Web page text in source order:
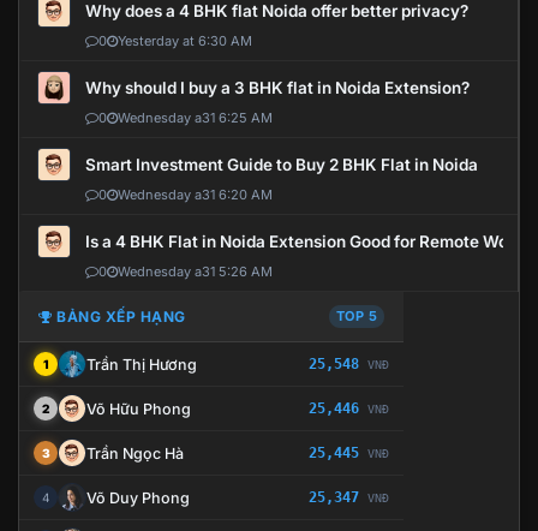
Why does a 4 BHK flat Noida offer better privacy?
0 Yesterday at 6:30 AM
Why should I buy a 3 BHK flat in Noida Extension?
0 Wednesday a31 6:25 AM
Smart Investment Guide to Buy 2 BHK Flat in Noida
0 Wednesday a31 6:20 AM
Is a 4 BHK Flat in Noida Extension Good for Remote Work?
0 Wednesday a31 5:26 AM
BẢNG XẾP HẠNG TOP 5
1 Trần Thị Hương 25,548 VNĐ
2 Võ Hữu Phong 25,446 VNĐ
3 Trần Ngọc Hà 25,445 VNĐ
4 Võ Duy Phong 25,347 VNĐ